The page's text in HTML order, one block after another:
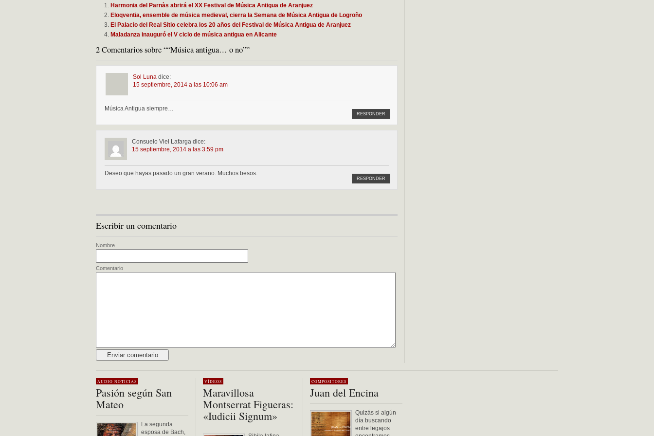
Harmonia del Parnàs abrirá el XX Festival de Música Antigua de Aranjuez
Eloqventia, ensemble de música medieval, cierra la Semana de Música Antigua de Logroño
El Palacio del Real Sitio celebra los 20 años del Festival de Música Antigua de Aranjuez
Maladanza inauguró el V ciclo de música antigua en Alicante
2 Comentarios sobre ““Música antigua… o no””
Sol Luna dice:
15 septiembre, 2014 a las 10:06 am
Música Antigua siempre…
RESPONDER
Consuelo Viel Lafarga dice:
15 septiembre, 2014 a las 3:59 pm
Deseo que hayas pasado un gran verano. Muchos besos.
RESPONDER
Escribir un comentario
Nombre
Comentario
AUDIO NOTICIAS
Pasión según San
Mateo
La segunda
esposa de Bach,
VÍDEOS
Maravillosa
Montserrat Figueras:
«Iudicii Signum»
COMPOSITORES
Juan del Encina
Quizás si algún
día buscando
entre legajos